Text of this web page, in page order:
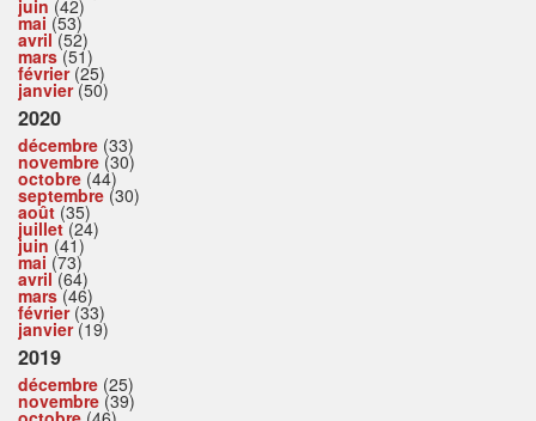
juin (42)
mai (53)
avril(52)
mars(51)
février(25)
janvier(50)
2020
décembre (33)
novembre (30)
octobre (44)
septembre (30)
août (35)
juillet(24)
juin (41)
mai (73)
avril(64)
mars(46)
février(33)
janvier(19)
2019
décembre (25)
novembre (39)